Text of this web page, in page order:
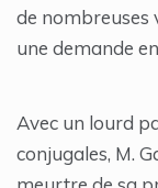
de nombreuses
une demande
Avec un lourd
conjugales, M.